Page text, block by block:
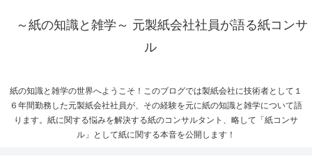
～紙の知識と雑学～ 元製紙会社社員が語る紙コンサ
ル
紙の知識と雑学の世界へようこそ！このブログでは製紙会社に技術者として１
６年間勤務した元製紙会社社員が、その経験を元に紙の知識と雑学について語
ります。紙に関する悩みを解決する紙のコンサルタント、略して「紙コンサ
ル」として紙に関する本音を公開します！